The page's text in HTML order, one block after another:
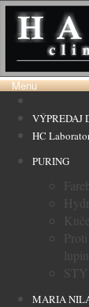
Menu
VÝPREDAJ
HC
PURING
MARIA